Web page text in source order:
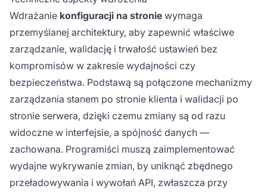
Wdrażanie konfiguracji na stronie wymaga
przemyślanej architektury, aby zapewnić właściwe
zarządzanie, walidację i trwałość ustawień bez
kompromisów w zakresie wydajności czy
bezpieczeństwa. Podstawą są połączone mechanizmy
zarządzania stanem po stronie klienta i walidacji po
stronie serwera, dzięki czemu zmiany są od razu
widoczne w interfejsie, a spójność danych —
zachowana. Programiści muszą zaimplementować
wydajne wykrywanie zmian, by uniknąć zbędnego
przeładowywania i wywołań API, zwłaszcza przy